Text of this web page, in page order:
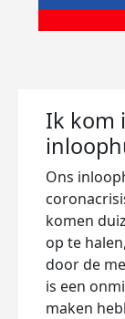
Ik kom
Ons
komen
op te
door de
is een
maken